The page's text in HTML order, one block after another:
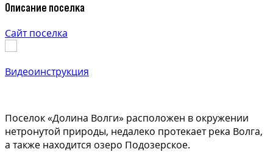
Описание поселка
Сайт поселка
Видеоинструкция
Поселок «Долина Волги» расположен в окружении
нетронутой природы, недалеко протекает река Волга,
а также находится озеро Подозерское.